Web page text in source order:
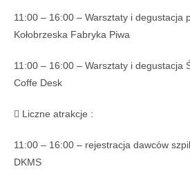
11:00 – 16:00 – Warsztaty i degustacja
Kołobrzeska Fabryka Piwa
11:00 – 16:00 – Warsztaty i degustacja
Coffe Desk
 Liczne atrakcje :
11:00 – 16:00 – rejestracja dawców
DKMS